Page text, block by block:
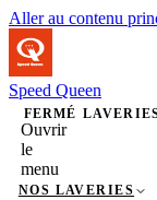
Aller au contenu
Speed Queen
FERMÉ
Ouvrir
le
menu
NOS LAVERIES